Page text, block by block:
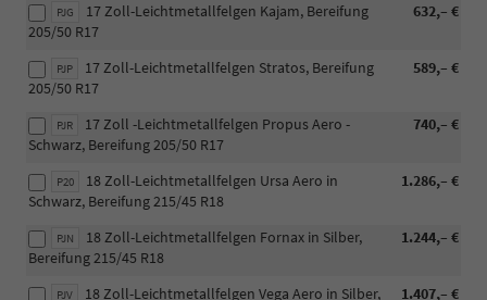
PJG 632,– €
17 Zoll-Leichtmetallfelgen Kajam, Bereifung
205/50 R17
PJP 589,– €
17 Zoll-Leichtmetallfelgen Stratos, Bereifung
205/50 R17
PJR 740,– €
17 Zoll -Leichtmetallfelgen Propus Aero -
Schwarz, Bereifung 205/50 R17
P20 1.286,– €
18 Zoll-Leichtmetallfelgen Ursa Aero in
Schwarz, Bereifung 215/45 R18
PJN 1.244,– €
18 Zoll-Leichtmetallfelgen Fornax in Silber,
Bereifung 215/45 R18
PJV 1.407,– €
18 Zoll-Leichtmetallfelgen Vega Aero in Silber,